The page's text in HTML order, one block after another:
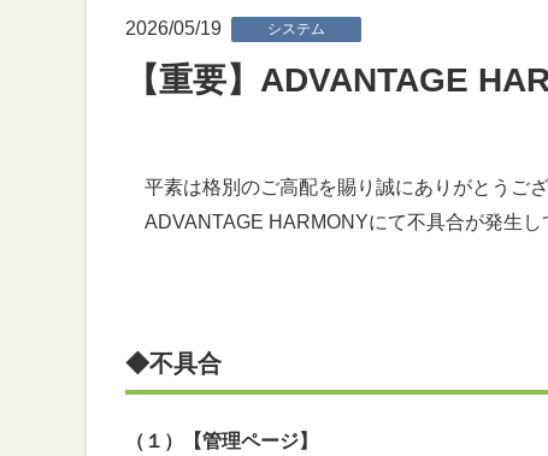
2026/05/19 システム
【重要】ADVANTAGE
平素は格別のご高配を賜り誠にありがとうござ
ADVANTAGE HARMONYにて不具合が発生し
◆不具合
（１）【管理ページ】